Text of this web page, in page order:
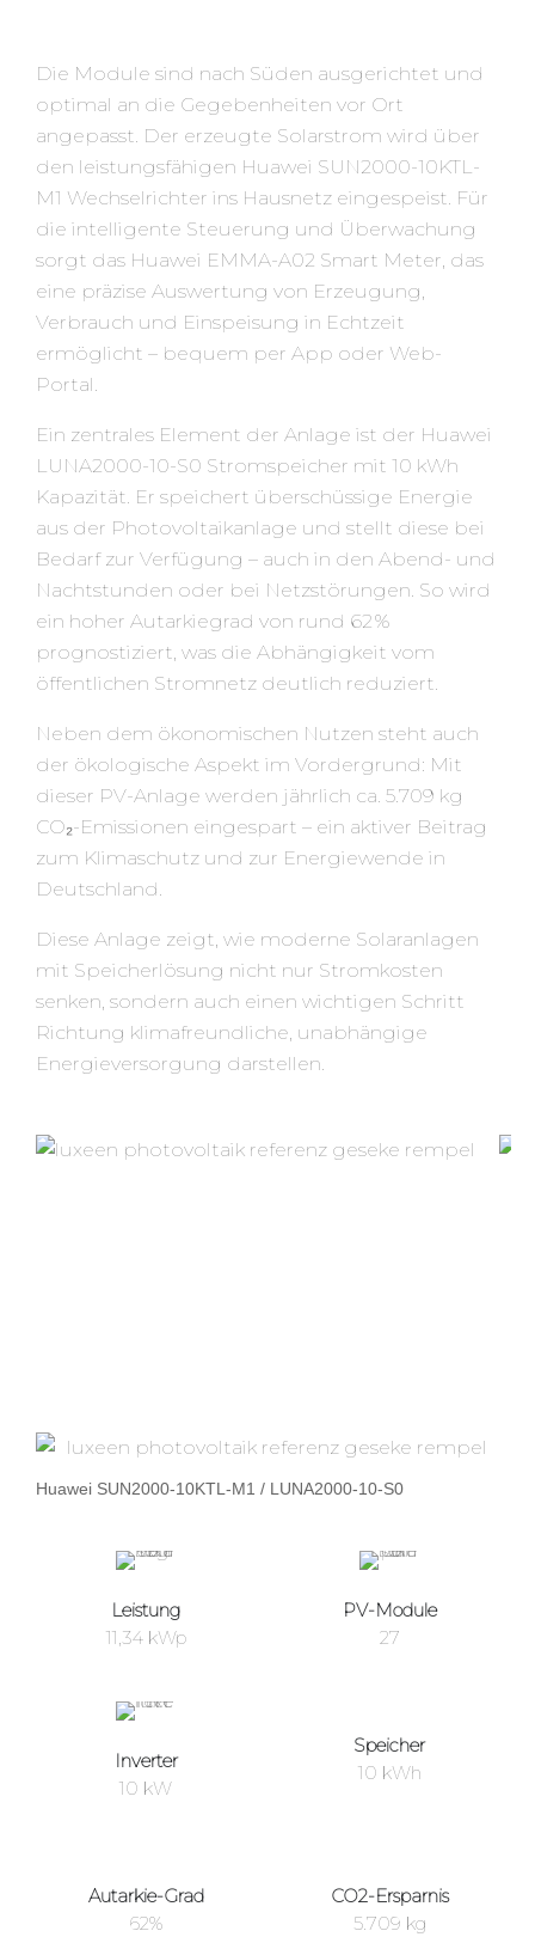
Huawei SUN2000-10KTL-M1 / LUNA2000-10-S0
Die Module sind nach Süden ausgerichtet und
optimal an die Gegebenheiten vor Ort
angepasst. Der erzeugte Solarstrom wird über
den leistungsfähigen Huawei SUN2000-10KTL-
M1 Wechselrichter ins Hausnetz eingespeist. Für
die intelligente Steuerung und Überwachung
sorgt das Huawei EMMA-A02 Smart Meter, das
eine präzise Auswertung von Erzeugung,
Verbrauch und Einspeisung in Echtzeit
ermöglicht – bequem per App oder Web-
Portal.
Ein zentrales Element der Anlage ist der Huawei
LUNA2000-10-S0 Stromspeicher mit 10 kWh
Kapazität. Er speichert überschüssige Energie
aus der Photovoltaikanlage und stellt diese bei
Bedarf zur Verfügung – auch in den Abend- und
Nachtstunden oder bei Netzstörungen. So wird
ein hoher Autarkiegrad von rund 62 %
prognostiziert, was die Abhängigkeit vom
öffentlichen Stromnetz deutlich reduziert.
Neben dem ökonomischen Nutzen steht auch
der ökologische Aspekt im Vordergrund: Mit
dieser PV-Anlage werden jährlich ca. 5.709 kg
CO₂-Emissionen eingespart – ein aktiver Beitrag
zum Klimaschutz und zur Energiewende in
Deutschland.
Diese Anlage zeigt, wie moderne Solaranlagen
mit Speicherlösung nicht nur Stromkosten
senken, sondern auch einen wichtigen Schritt
Richtung klimafreundliche, unabhängige
Energieversorgung darstellen.
Leistung
11,34 kWp
PV-Module
27
Inverter
10 kW
Speicher
10 kWh
Autarkie-Grad
62%
CO2-Ersparnis
5.709 kg